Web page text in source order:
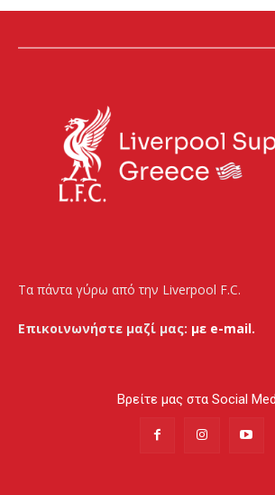
Τα πάντα γύρω από την Liverpool F.C.
Επικοινωνήστε μαζί μας: με e-mail.
Βρείτε μας στα Social